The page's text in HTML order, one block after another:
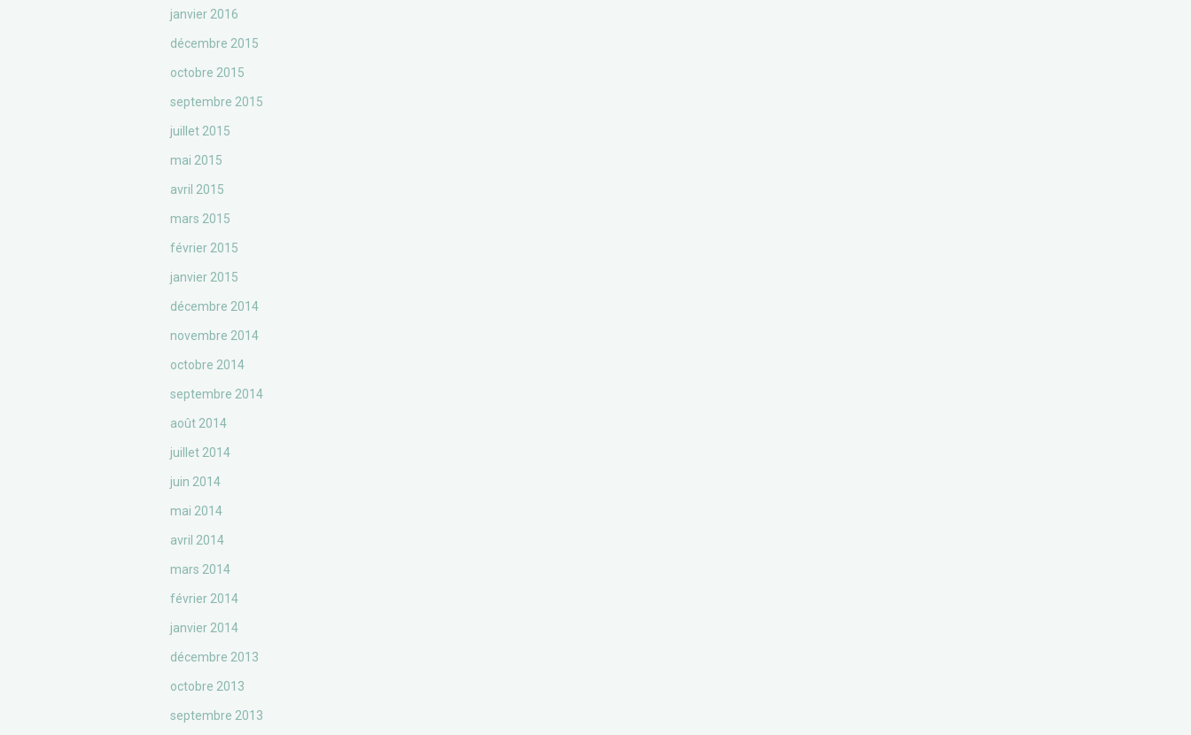
janvier 2016
décembre 2015
octobre 2015
septembre 2015
juillet 2015
mai 2015
avril 2015
mars 2015
février 2015
janvier 2015
décembre 2014
novembre 2014
octobre 2014
septembre 2014
août 2014
juillet 2014
juin 2014
mai 2014
avril 2014
mars 2014
février 2014
janvier 2014
décembre 2013
octobre 2013
septembre 2013